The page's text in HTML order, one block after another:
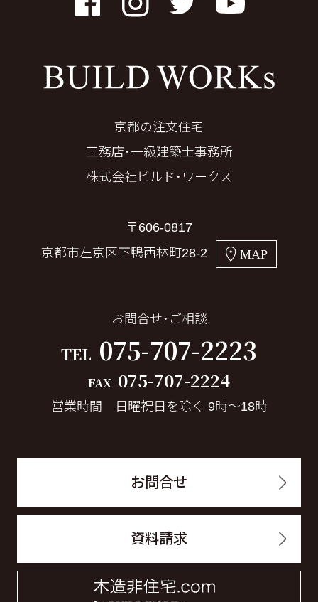
FacebookInstagramTwitter YouTube
京都の注文住宅
工務店・一級建築士事務所
株式会社ビルド・ワークス
〒606-0817
京都市左京区下鴨西林町28-2
MAP
お問合せ・ご相談
TEL 075-707-2223
FAX 075-707-2224
営業時間 日曜祝日を除く 9時～18時
お問合せ
資料請求